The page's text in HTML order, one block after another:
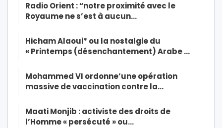
Radio Orient : “notre proximité avec le
Royaume ne s’est à aucun…
Hicham Alaoui* ou la nostalgie du
« Printemps (désenchantement) Arabe …
Mohammed VI ordonne’une opération
massive de vaccination contre la…
Maati Monjib : activiste des droits de
l’Homme « persécuté » ou…